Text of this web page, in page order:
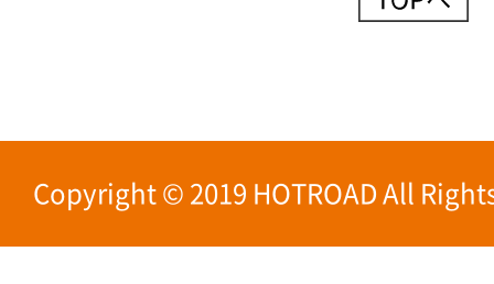
Copyright © 2019 HOTROAD All